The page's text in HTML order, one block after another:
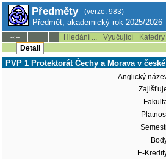
Předměty (verze: 983)
Předmět, akademický rok 2025/2026
--:-- Hledání ... Vyučující Katedry
Detail
PVP 1 Protektorát Čechy a Morava v
Anglický
E-